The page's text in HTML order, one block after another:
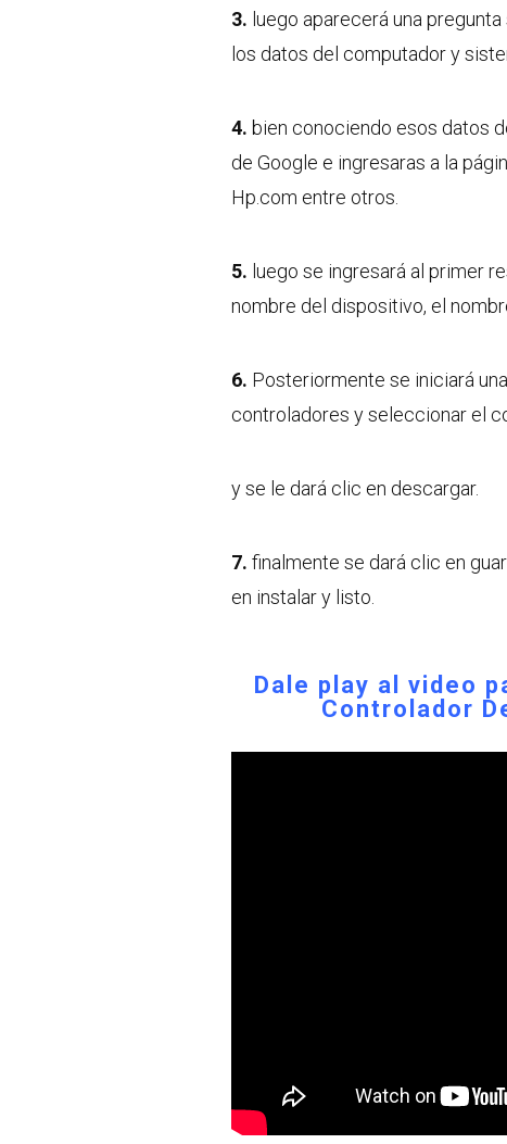
3. luego aparecerá una
los datos del computador y
4. bien conociendo esos datos
de Google e ingresaras a la
Hp.com entre otros.
5. luego se ingresará al primer
nombre del dispositivo, el
6. Posteriormente se iniciará
controladores y seleccionar el
y se le dará clic en descargar.
7. finalmente se dará clic en
en instalar y listo.
Dale play al video
Controlador